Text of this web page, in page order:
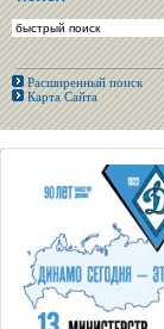
Расширенный поиск
Карта Сайта